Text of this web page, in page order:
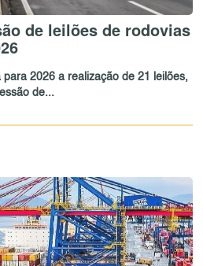
de leilões de rodovias
2026 a realização de 21 leilões,
de...